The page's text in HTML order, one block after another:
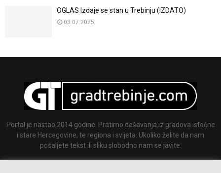
OGLAS Izdaje se stan u Trebinju (IZDATO)
03.07.2025
Portal je nastao 2014 godine. Pratimo dešavanja iz gradova istočne
i stare Hercegovine, te regiona i svijeta. Ukoliko želite da nam
pošaljete tekst ili sliku slobodno nam se javite.